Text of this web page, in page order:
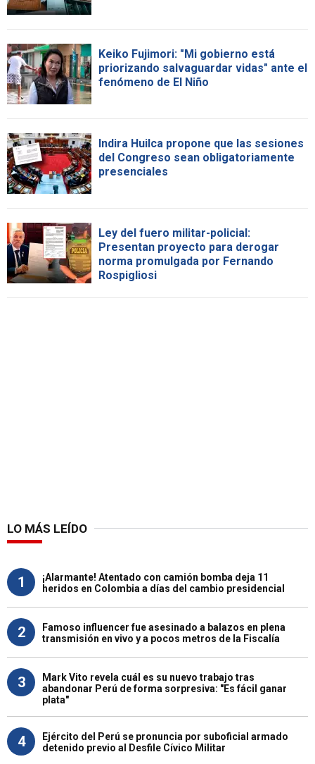
Keiko Fujimori: "Mi gobierno está
priorizando salvaguardar vidas" ante el
fenómeno de El Niño
Indira Huilca propone que las sesiones
del Congreso sean obligatoriamente
presenciales
Ley del fuero militar-policial:
Presentan proyecto para derogar
norma promulgada por Fernando
Rospigliosi
LO MÁS LEÍDO
1
¡Alarmante! Atentado con camión bomba deja 11
heridos en Colombia a días del cambio presidencial
2
Famoso influencer fue asesinado a balazos en plena
transmisión en vivo y a pocos metros de la Fiscalía
3
Mark Vito revela cuál es su nuevo trabajo tras
abandonar Perú de forma sorpresiva: "Es fácil ganar
plata"
4
Ejército del Perú se pronuncia por suboficial armado
detenido previo al Desfile Cívico Militar